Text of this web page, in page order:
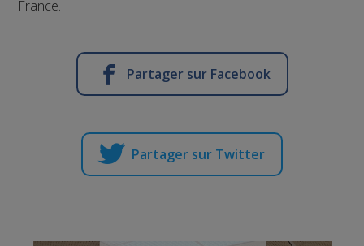
France.
Partager sur Facebook
Partager sur Twitter